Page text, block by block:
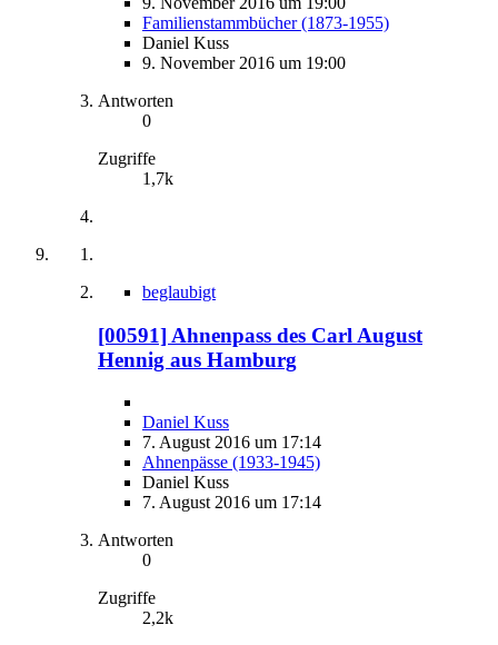
Familienstammbücher (1873-1955)
Daniel Kuss
9. November 2016 um 19:00
Antworten
0
Zugriffe
1,7k
beglaubigt
[00591] Ahnenpass des Carl August
Hennig aus Hamburg
Daniel Kuss
7. August 2016 um 17:14
Ahnenpässe (1933-1945)
Daniel Kuss
7. August 2016 um 17:14
Antworten
0
Zugriffe
2,2k